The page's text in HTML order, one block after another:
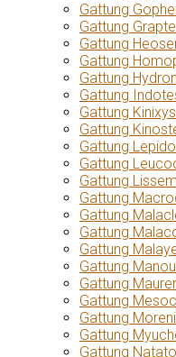
Gattung
Gattung
Gattung
Gattung
Gattung
Gattung
Gattung
Gattung
Gattung
Gattung
Gattung
Gattung
Gattung
Gattung
Gattung
Gattung
Gattung
Gattung
Gattung
Gattung
Gattung